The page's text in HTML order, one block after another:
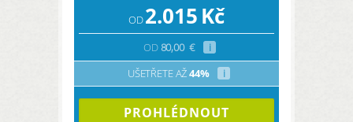
OD2.015Kč
OD80,00 €
i
UŠETŘETE AŽ44% i
PROHLÉDNOUT